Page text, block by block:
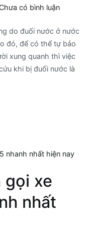
có bình luận
do đuối nước ở nước
đó, để có thể tự bảo
xung quanh thì việc
khi bị đuối nước là
gọi xe
nhất